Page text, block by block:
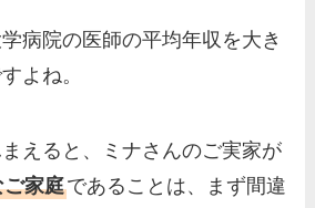
病院の医師の平均年収を大き
よね。
えると、ミナさんのご実家が
ご家庭であることは、まず間違